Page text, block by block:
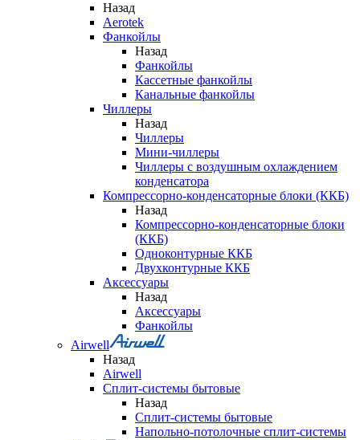
Назад
Aerotek
Фанкойлы
Назад
Фанкойлы
Кассетные фанкойлы
Канальные фанкойлы
Чиллеры
Назад
Чиллеры
Мини-чиллеры
Чиллеры с воздушным охлаждением
конденсатора
Компрессорно-конденсаторные блоки (ККБ)
Назад
Компрессорно-конденсаторные блоки
(ККБ)
Одноконтурные ККБ
Двухконтурные ККБ
Аксессуары
Назад
Аксессуары
Фанкойлы
Airwell
Назад
Airwell
Сплит-системы бытовые
Назад
Сплит-системы бытовые
Напольно-потолочные сплит-системы